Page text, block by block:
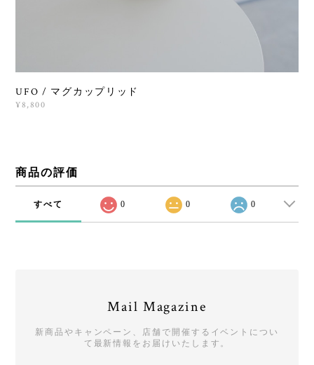
UFO / マグカップリッド
¥8,800
商品の評価
すべて 0 0 0
Mail Magazine
新商品やキャンペーン、店舗で開催するイベントについ
て最新情報をお届けいたします。